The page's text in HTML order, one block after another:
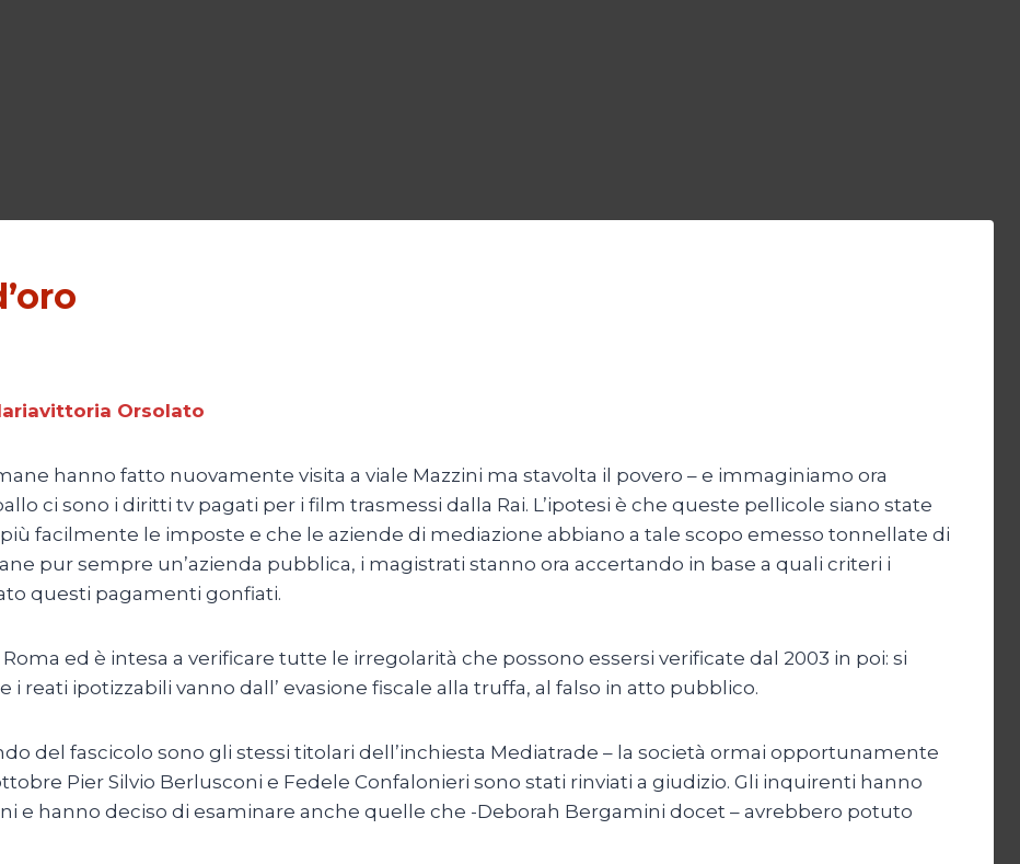
Orsolato
hanno fatto nuovamente visita a viale Mazzini ma stavolta il povero – e immaginiamo ora
ci sono i diritti tv pagati per i film trasmessi dalla Rai. L’ipotesi è che queste pellicole siano state
facilmente le imposte e che le aziende di mediazione abbiano a tale scopo emesso tonnellate di
pur sempre un’azienda pubblica, i magistrati stanno ora accertando in base a quali criteri i
questi pagamenti gonfiati.
ed è intesa a verificare tutte le irregolarità che possono essersi verificate dal 2003 in poi: si
reati ipotizzabili vanno dall’ evasione fiscale alla truffa, al falso in atto pubblico.
del fascicolo sono gli stessi titolari dell’inchiesta Mediatrade – la società ormai opportunamente
Pier Silvio Berlusconi e Fedele Confalonieri sono stati rinviati a giudizio. Gli inquirenti hanno
e hanno deciso di esaminare anche quelle che -Deborah Bergamini docet – avrebbero potuto